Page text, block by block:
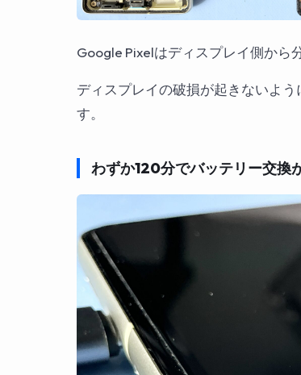
Google Pixelはディスプレイ側から
ディスプレイの破損が起きないよ
す。
わずか120分でバッテリー交換